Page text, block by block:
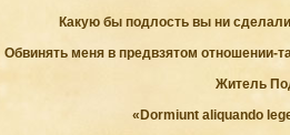
Какую бы подлость вы ни
Обвинять меня в предвзятом отношении-
Житель
«Dormiunt aliquando